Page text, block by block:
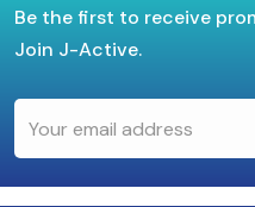
Be the first to receive
Join J-Active.